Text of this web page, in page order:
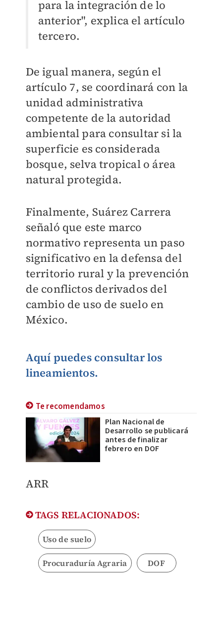
para la integración de lo
anterior", explica el artículo
tercero.
De igual manera, según el
artículo 7, se coordinará con la
unidad administrativa
competente de la autoridad
ambiental para consultar si la
superficie es considerada
bosque, selva tropical o área
natural protegida.
Finalmente, Suárez Carrera
señaló que este marco
normativo representa un paso
significativo en la defensa del
territorio rural y la prevención
de conflictos derivados del
cambio de uso de suelo en
México.
Aquí puedes consultar los
lineamientos.
Te recomendamos
Plan Nacional de
Desarrollo se publicará
antes de finalizar
febrero en DOF
ARR
TAGS RELACIONADOS:
Uso de suelo
Procuraduría Agraria DOF